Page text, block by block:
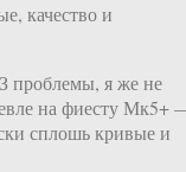
качество и
проблемы, я же не
на фиесту Мк5+
сплошь кривые и